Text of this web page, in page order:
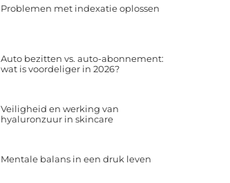
Problemen met indexatie oplossen
Auto bezitten vs. auto-abonnement:
wat is voordeliger in 2026?
Veiligheid en werking van
hyaluronzuur in skincare
Mentale balans in een druk leven